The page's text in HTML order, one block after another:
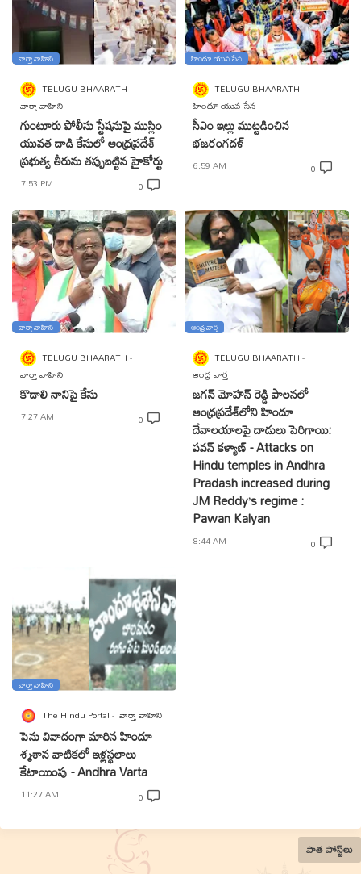
వార్తా వాహిని
TELUGU BHAARATH
వార్తా వాహిని
గుంటూరు పోలీసు స్టేషనుపై ముస్లిం
యువత దాడి కేసులో ఆంధ్రప్రదేశ్
ప్రభుత్వ తీరును తప్పుబట్టిన హైకోర్టు
7:53 PM 0
హిందూ యువ సేన
TELUGU BHAARATH
హిందూ యువ సేన
సీఎం ఇల్లు ముట్టడించిన
భజరంగదళ్
6:59 AM 0
వార్తా వాహిని
TELUGU BHAARATH
వార్తా వాహిని
కొడాలి నానిపై కేసు
7:27 AM 0
ఆంధ్ర వార్త
TELUGU BHAARATH
ఆంధ్ర వార్త
జగన్ మోహన్ రెడ్డి పాలనలో
ఆంధ్రప్రదేశ్‌లోని హిందూ
దేవాలయాలపై దాడులు పెరిగాయి:
పవన్ కళ్యాణ్ - Attacks on
Hindu temples in Andhra
Pradash increased during
JM Reddy’s regime :
Pawan Kalyan
8:44 AM 0
వార్తా వాహిని
The Hindu Portal వార్తా వాహిని
పెను వివాదంగా మారిన హిందూ
శ్మశాన వాటికలో ఇళ్లస్థలాలు
కేటాయింపు - Andhra Varta
11:27 AM 0
పాత పోస్ట్‌లు